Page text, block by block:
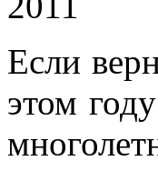
Если
этом